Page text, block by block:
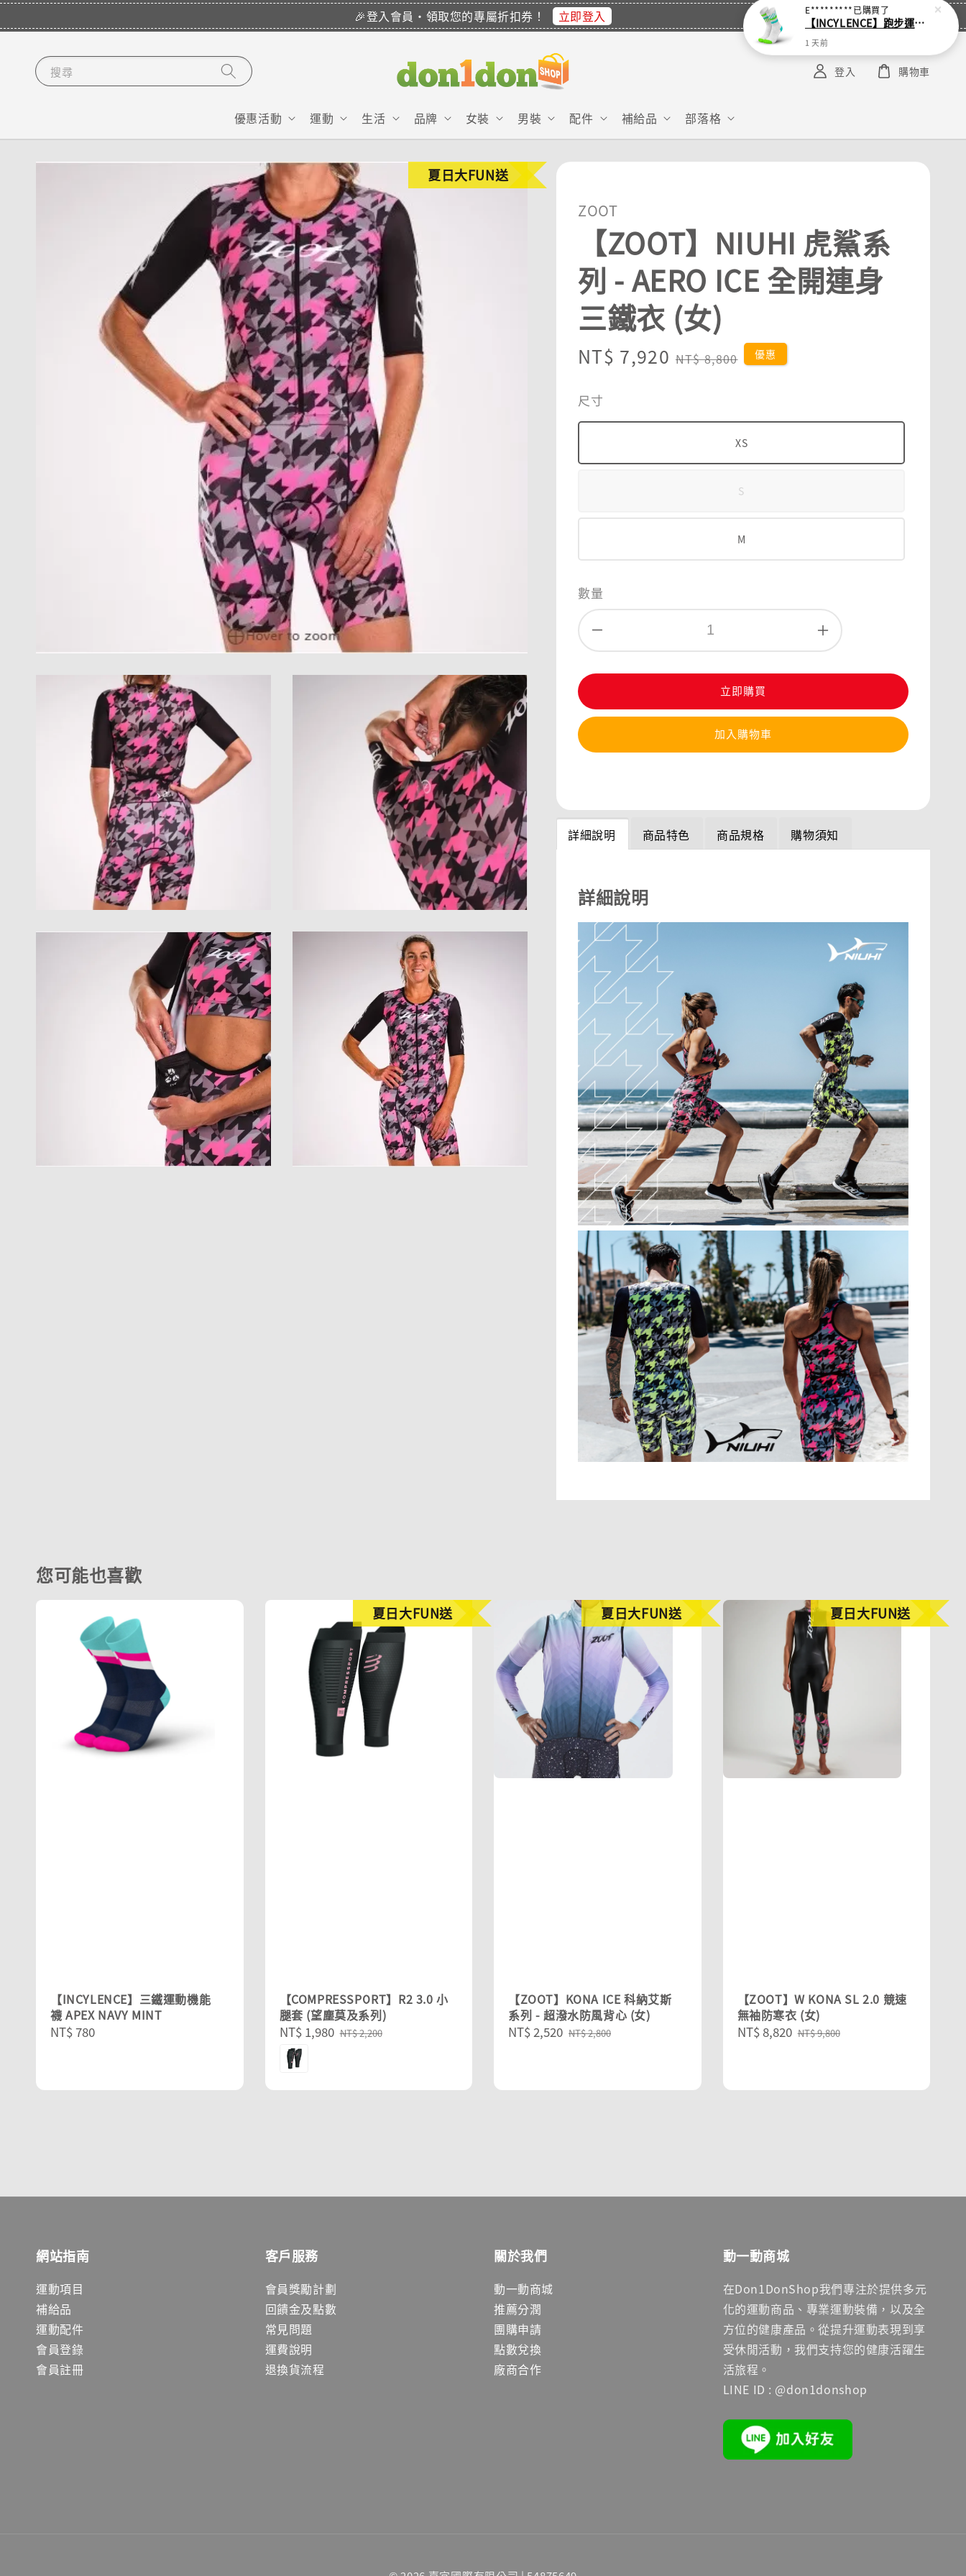
🎉登入會員・領取您的專屬折扣券！ 立即登入
搜尋
優惠活動 運動 生活 品牌 女裝 男裝 配件 補給品 部落格
登入 購物車
夏日大FUN送
ZOOT
【ZOOT】NIUHI 虎鯊系
列 - AERO ICE 全開連身
三鐵衣 (女)
Sale
NT$ 7,920 Regular
NT$ 8,800 優惠
尺寸
XS
S
M
數量
立即購買
加入購物車
詳細說明 商品特色 商品規格 購物須知
詳細說明
您可能也喜歡
【INCYLENCE】三鐵運動機能
襪 APEX NAVY MINT
Regular
NT$ 780
夏日大FUN送
【COMPRESSPORT】R2 3.0 小
腿套 (望塵莫及系列)
Sale
price
NT$ 1,980 Regular
NT$ 2,200
夏日大FUN送
【ZOOT】KONA ICE 科納艾斯
系列 - 超潑水防風背心 (女)
Sale
NT$ 2,520 Regular
NT$ 2,800
夏日大FUN送
【ZOOT】W KONA SL 2.0 競速
無袖防寒衣 (女)
Sale
NT$ 8,820 Regular
NT$ 9,800
網站指南
運動項目
補給品
運動配件
會員登錄
會員註冊
客戶服務
會員獎勵計劃
回饋金及點數
常見問題
運費說明
退換貨流程
關於我們
動一動商城
推薦分潤
團購申請
點數兌換
廠商合作
動一動商城
在Don1DonShop我們專注於提供多元
化的運動商品、專業運動裝備，以及全
方位的健康產品。從提升運動表現到享
受休閒活動，我們支持您的健康活躍生
活旅程。
LINE ID : @don1donshop
E*********已購買了
【INCYLENCE】跑步運動機能襪 Disrupts Green Cyan